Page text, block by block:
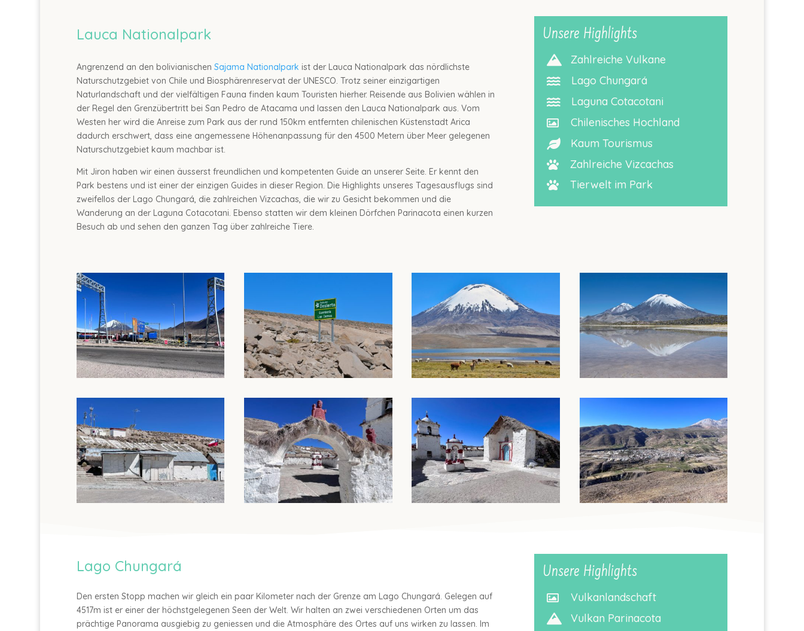
Lauca Nationalpark
Angrenzend an den bolivianischen Sajama Nationalpark ist der Lauca Nationalpark das nördlichste
Naturschutzgebiet von Chile und Biosphärenreservat der UNESCO. Trotz seiner einzigartigen
Naturlandschaft und der vielfältigen Fauna finden kaum Touristen hierher. Reisende aus Bolivien wählen in
der Regel den Grenzübertritt bei San Pedro de Atacama und lassen den Lauca Nationalpark aus. Vom
Westen her wird die Anreise zum Park aus der rund 150km entfernten chilenischen Küstenstadt Arica
dadurch erschwert, dass eine angemessene Höhenanpassung für den 4500 Metern über Meer gelegenen
Naturschutzgebiet kaum machbar ist.
Mit Jiron haben wir einen äusserst freundlichen und kompetenten Guide an unserer Seite. Er kennt den
Park bestens und ist einer der einzigen Guides in dieser Region. Die Highlights unseres Tagesausflugs sind
zweifellos der Lago Chungará, die zahlreichen Vizcachas, die wir zu Gesicht bekommen und die
Wanderung an der Laguna Cotacotani. Ebenso statten wir dem kleinen Dörfchen Parinacota einen kurzen
Besuch ab und sehen den ganzen Tag über zahlreiche Tiere.
Unsere Highlights
 Zahlreiche Vulkane
 Lago Chungará
 Laguna Cotacotani
 Chilenisches Hochland
 Kaum Tourismus
 Zahlreiche Vizcachas
 Tierwelt im Park
Lago Chungará
Den ersten Stopp machen wir gleich ein paar Kilometer nach der Grenze am Lago Chungará. Gelegen auf
4517m ist er einer der höchstgelegenen Seen der Welt. Wir halten an zwei verschiedenen Orten um das
prächtige Panorama ausgiebig zu geniessen und die Atmosphäre des Ortes auf uns wirken zu lassen. Im
Unsere Highlights
 Vulkanlandschaft
 Vulkan Parinacota